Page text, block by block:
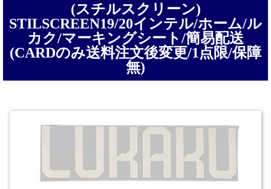
(スチルスクリーン)
STILSCREEN19/20インテル/ホーム/ル
カク/マーキングシート/簡易配送
(CARDのみ送料注文後変更/1点限/保障
無)